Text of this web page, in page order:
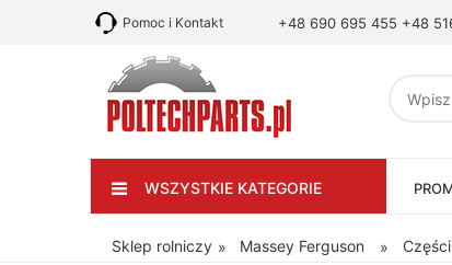
Pomoc i Kontakt +48 690 695 455 +48
WSZYSTKIE KATEGORIE
Sklep rolniczy » Massey Ferguson »